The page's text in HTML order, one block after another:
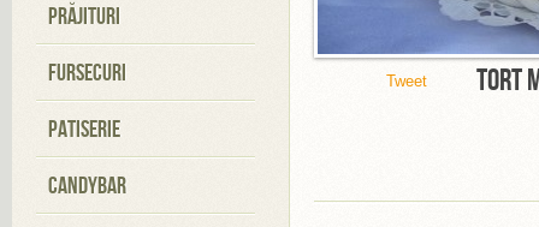
PRĂJITURI
FURSECURI
PATISERIE
CANDYBAR
TORT
Tweet